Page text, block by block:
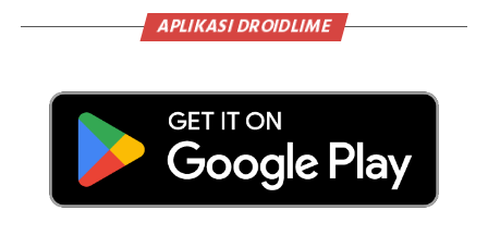
APLIKASI DROIDLIME